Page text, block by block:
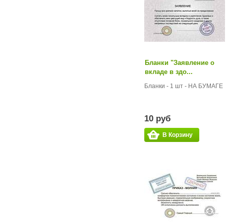
Бланки "Заявление о
вкладе в здо...
Бланки - 1 шт - НА БУМАГЕ
10 руб
В Корзину